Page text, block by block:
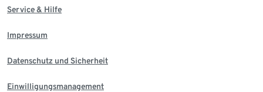
Service & Hilfe
Impressum
Datenschutz und Sicherheit
Einwilligungsmanagement